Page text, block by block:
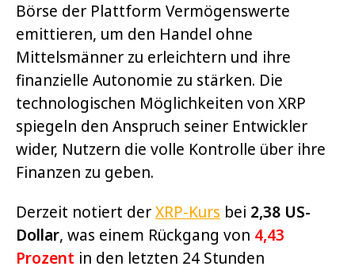
Börse der Plattform Vermögenswerte
emittieren, um den Handel ohne
Mittelsmänner zu erleichtern und ihre
finanzielle Autonomie zu stärken. Die
technologischen Möglichkeiten von XRP
spiegeln den Anspruch seiner Entwickler
wider, Nutzern die volle Kontrolle über ihre
Finanzen zu geben.
Derzeit notiert derXRP-Kurs bei 2,38 US-
Dollar, was einem Rückgang von 4,43
Prozent in den letzten 24 Stunden